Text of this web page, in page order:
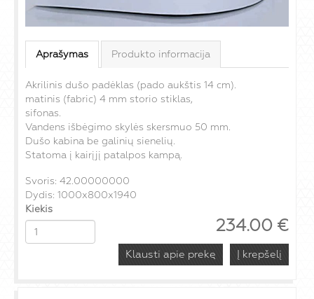
Aprašymas Produkto informacija
Akrilinis dušo padėklas (pado aukštis 14 cm).
matinis (fabric) 4 mm storio stiklas,
sifonas.
Vandens išbėgimo skylės skersmuo 50 mm.
Dušo kabina be galinių sienelių.
Statoma į kairįjį patalpos kampą.
Svoris: 42.00000000
Dydis: 1000x800x1940
234.00 €
Kiekis
Klausti apie prekę